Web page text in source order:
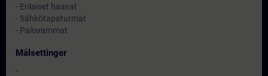
- Erilaiset haavat
- Sähkötapaturmat
- Palovammat
Målsettinger
-